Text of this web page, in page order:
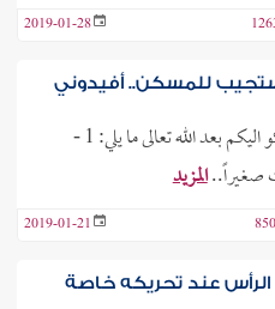
2019-01-28
للمسكن.. أفيدوني
السلام عليكم ورحمة الله وبركاته أشكو اليكم بعد الله تعالى ما يلي: 1 -
صغيراً..المزيد
2019-01-21
عند تحريكه خاصة